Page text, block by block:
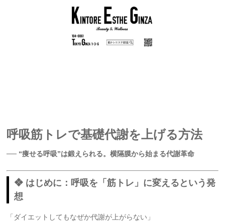
呼吸筋トレで基礎代謝を上げる方法
── “痩せる呼吸”は鍛えられる。横隔膜から始まる代謝革命
❖ はじめに：呼吸を「筋トレ」に変えるという発
想
「ダイエットしてもなぜか代謝が上がらない」